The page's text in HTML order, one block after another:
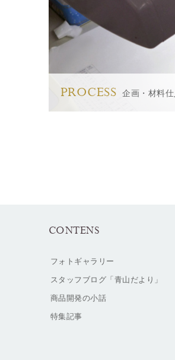
PROCESS 企画・材料
CONTENS
フォトギャラリー
スタッフブログ「青山だより」
商品開発の小話
特集記事